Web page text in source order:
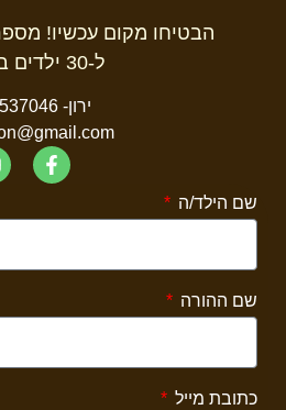
הבטיחו מקום עכשיו!
ל-30 ילדים בלבד
ירון- 052-3537046
שם הילד/ה
שם ההורה
כתובת מייל